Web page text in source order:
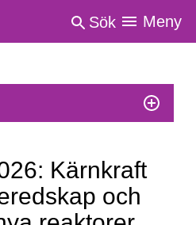
Sök Meny
Kärnkraft
och